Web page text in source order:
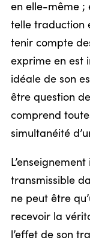
en elle-même ;
telle traduction
tenir compte
exprime en est
idéale de son
être question
comprend
simultanéité
transmissible
ne peut être
recevoir la
l’effet de son